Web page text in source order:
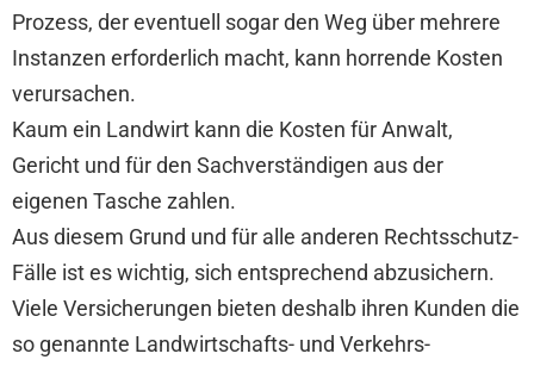
Prozess, der eventuell sogar den Weg über mehrere
Instanzen erforderlich macht, kann horrende Kosten
verursachen.
Kaum ein Landwirt kann die Kosten für Anwalt,
Gericht und für den Sachverständigen aus der
eigenen Tasche zahlen.
Aus diesem Grund und für alle anderen Rechtsschutz-
Fälle ist es wichtig, sich entsprechend abzusichern.
Viele Versicherungen bieten deshalb ihren Kunden die
so genannte Landwirtschafts- und Verkehrs-